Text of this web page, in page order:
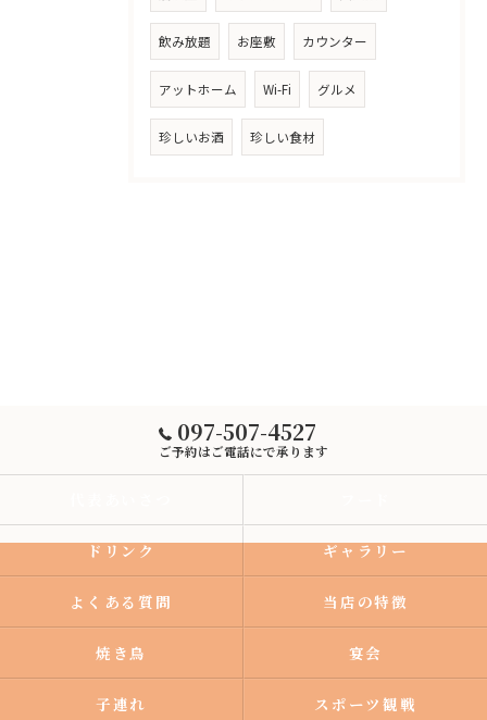
飲み放題 お座敷 カウンター
アットホーム Wi-Fi グルメ
珍しいお酒 珍しい食材
097-507-4527
ご予約はご電話にで承ります
ドリンク ギャラリー
よくある質問 当店の特徴
焼き鳥 宴会
子連れ スポーツ観戦